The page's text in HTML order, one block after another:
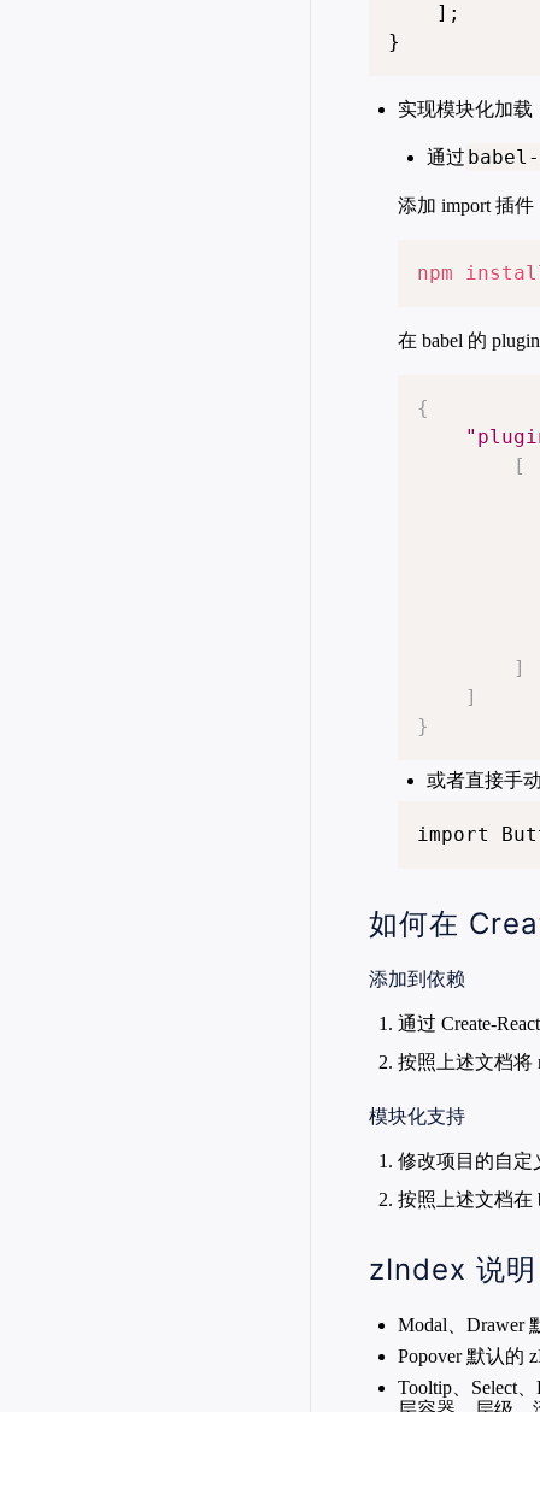
    ];
}
实现模块化加载
通过
添加 import 插件
npm
在 babel 的
{
[
]
]
}
或者直接手
import
如何在
添加到依赖
通过 Create-
按照上述文档将
模块化支持
修改项目的自
按照上述文档在
zIndex 说明
Modal、Drawer
Popover 默认的
Tooltip、Select
层容器、层级、